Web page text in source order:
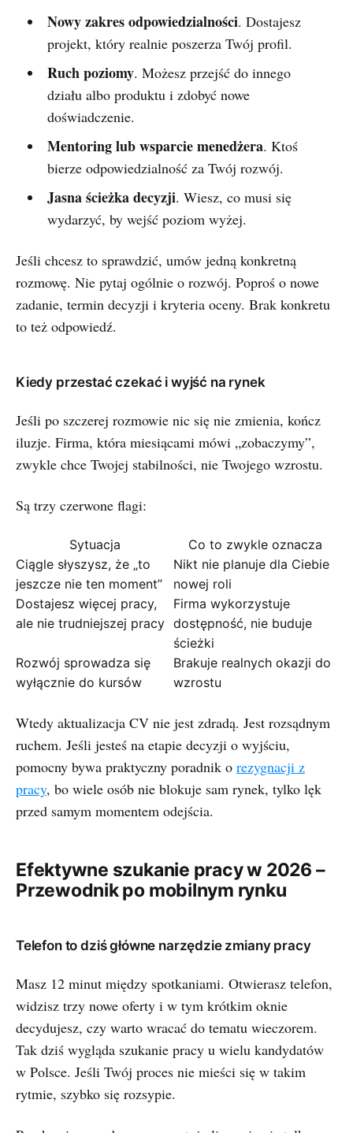
Nowy zakres odpowiedzialności. Dostajesz
projekt, który realnie poszerza Twój profil.
Ruch poziomy. Możesz przejść do innego
działu albo produktu i zdobyć nowe
doświadczenie.
Mentoring lub wsparcie menedżera. Ktoś
bierze odpowiedzialność za Twój rozwój.
Jasna ścieżka decyzji. Wiesz, co musi się
wydarzyć, by wejść poziom wyżej.
Jeśli chcesz to sprawdzić, umów jedną konkretną
rozmowę. Nie pytaj ogólnie o rozwój. Poproś o nowe
zadanie, termin decyzji i kryteria oceny. Brak konkretu
to też odpowiedź.
Kiedy przestać czekać i wyjść na rynek
Jeśli po szczerej rozmowie nic się nie zmienia, kończ
iluzje. Firma, która miesiącami mówi „zobaczymy”,
zwykle chce Twojej stabilności, nie Twojego wzrostu.
Są trzy czerwone flagi:
Sytuacja
Co to zwykle oznacza
Ciągle słyszysz, że „to
jeszcze nie ten moment”
Nikt nie planuje dla Ciebie
nowej roli
Dostajesz więcej pracy,
ale nie trudniejszej pracy
Firma wykorzystuje
dostępność, nie buduje
ścieżki
Rozwój sprowadza się
wyłącznie do kursów
Brakuje realnych okazji do
wzrostu
Wtedy aktualizacja CV nie jest zdradą. Jest rozsądnym
ruchem. Jeśli jesteś na etapie decyzji o wyjściu,
pomocny bywa praktyczny poradnik o rezygnacji z
pracy, bo wiele osób nie blokuje sam rynek, tylko lęk
przed samym momentem odejścia.
Efektywne szukanie pracy w 2026 –
Przewodnik po mobilnym rynku
Telefon to dziś główne narzędzie zmiany pracy
Masz 12 minut między spotkaniami. Otwierasz telefon,
widzisz trzy nowe oferty i w tym krótkim oknie
decydujesz, czy warto wracać do tematu wieczorem.
Tak dziś wygląda szukanie pracy u wielu kandydatów
w Polsce. Jeśli Twój proces nie mieści się w takim
rytmie, szybko się rozsypie.